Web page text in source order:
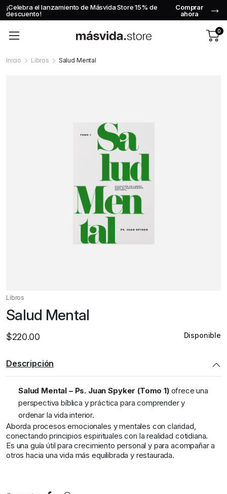
¡Celebra el lanzamiento de Másvida Store 15% de
descuento!
Comprar
ahora
0
Inicio Libros Salud Mental
Libros
Salud Mental
$220.00 Disponible
Descripción
Salud Mental – Ps. Juan Spyker (Tomo 1)ofrece una
perspectiva bíblica y práctica para comprender y
ordenar la vida interior.
Aborda procesos emocionales y mentales con claridad,
conectando principios espirituales con la realidad cotidiana.
Es una guía útil para crecimiento personal y para acompañar a
otros hacia una vida más equilibrada y restaurada.